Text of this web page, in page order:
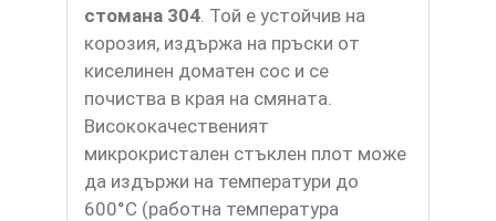
стомана 304 . Той е устойчив на
корозия, издържа на пръски от
киселинен доматен сос и се
почиства в края на смяната.
Висококачественият
микрокристален стъклен плот може
да издържи на температури до
600°C (работна температура